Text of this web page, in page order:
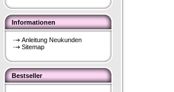
Informationen
Anleitung Neukunden
Sitemap
Bestseller